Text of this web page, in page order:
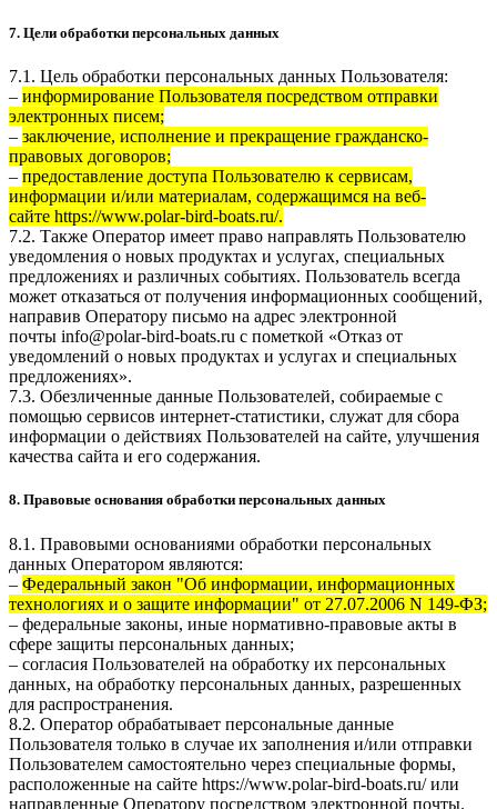
7. Цели обработки персональных данных
7.1. Цель обработки персональных данных Пользователя:
– информирование Пользователя посредством отправки
электронных писем;
– заключение, исполнение и прекращение гражданско-
правовых договоров;
– предоставление доступа Пользователю к сервисам,
информации и/или материалам, содержащимся на веб-
сайте https://www.polar-bird-boats.ru/.
7.2. Также Оператор имеет право направлять Пользователю
уведомления о новых продуктах и услугах, специальных
предложениях и различных событиях. Пользователь всегда
может отказаться от получения информационных сообщений,
направив Оператору письмо на адрес электронной
почты info@polar-bird-boats.ru с пометкой «Отказ от
уведомлений о новых продуктах и услугах и специальных
предложениях».
7.3. Обезличенные данные Пользователей, собираемые с
помощью сервисов интернет-статистики, служат для сбора
информации о действиях Пользователей на сайте, улучшения
качества сайта и его содержания.
8. Правовые основания обработки персональных данных
8.1. Правовыми основаниями обработки персональных
данных Оператором являются:
– Федеральный закон "Об информации, информационных
технологиях и о защите информации" от 27.07.2006 N 149-ФЗ;
– федеральные законы, иные нормативно-правовые акты в
сфере защиты персональных данных;
– согласия Пользователей на обработку их персональных
данных, на обработку персональных данных, разрешенных
для распространения.
8.2. Оператор обрабатывает персональные данные
Пользователя только в случае их заполнения и/или отправки
Пользователем самостоятельно через специальные формы,
расположенные на сайте https://www.polar-bird-boats.ru/ или
направленные Оператору посредством электронной почты.